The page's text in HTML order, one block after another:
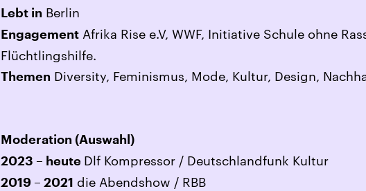
Lebt in Berlin
Engagement Afrika Rise e.V, WWF, Initiative Schule ohne
Flüchtlingshilfe.
Themen Diversity, Feminismus, Mode, Kultur, Design,
Moderation (Auswahl)
2023 – heute Dlf Kompressor / Deutschlandfunk Kultur
2019 – 2021 die Abendshow / RBB